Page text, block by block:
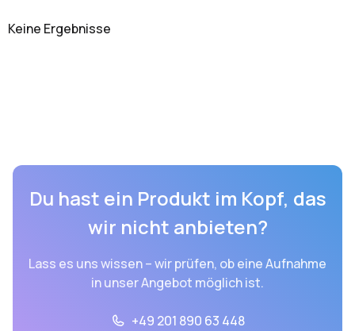
Keine Ergebnisse
Du hast ein Produkt im Kopf, das
wir nicht anbieten?
Lass es uns wissen – wir prüfen, ob eine Aufnahme
in unser Angebot möglich ist.
+49 201 890 63 448